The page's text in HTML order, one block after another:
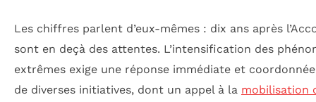
Les chiffres parlent d’eux-mêmes : dix ans après
sont en deçà des attentes. L’intensification des
extrêmes exige une réponse immédiate et
de diverses initiatives, dont un appel à la mobilisation